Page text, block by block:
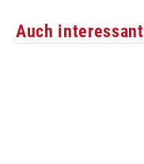
Auch interessant